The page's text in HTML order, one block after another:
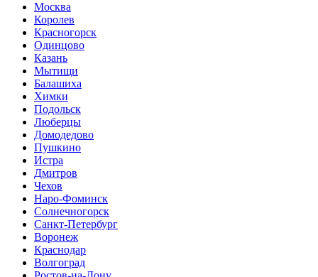
Москва
Королев
Красногорск
Одинцово
Казань
Мытищи
Балашиха
Химки
Подольск
Люберцы
Домодедово
Пушкино
Истра
Дмитров
Чехов
Наро-Фоминск
Солнечногорск
Санкт-Петербург
Воронеж
Краснодар
Волгоград